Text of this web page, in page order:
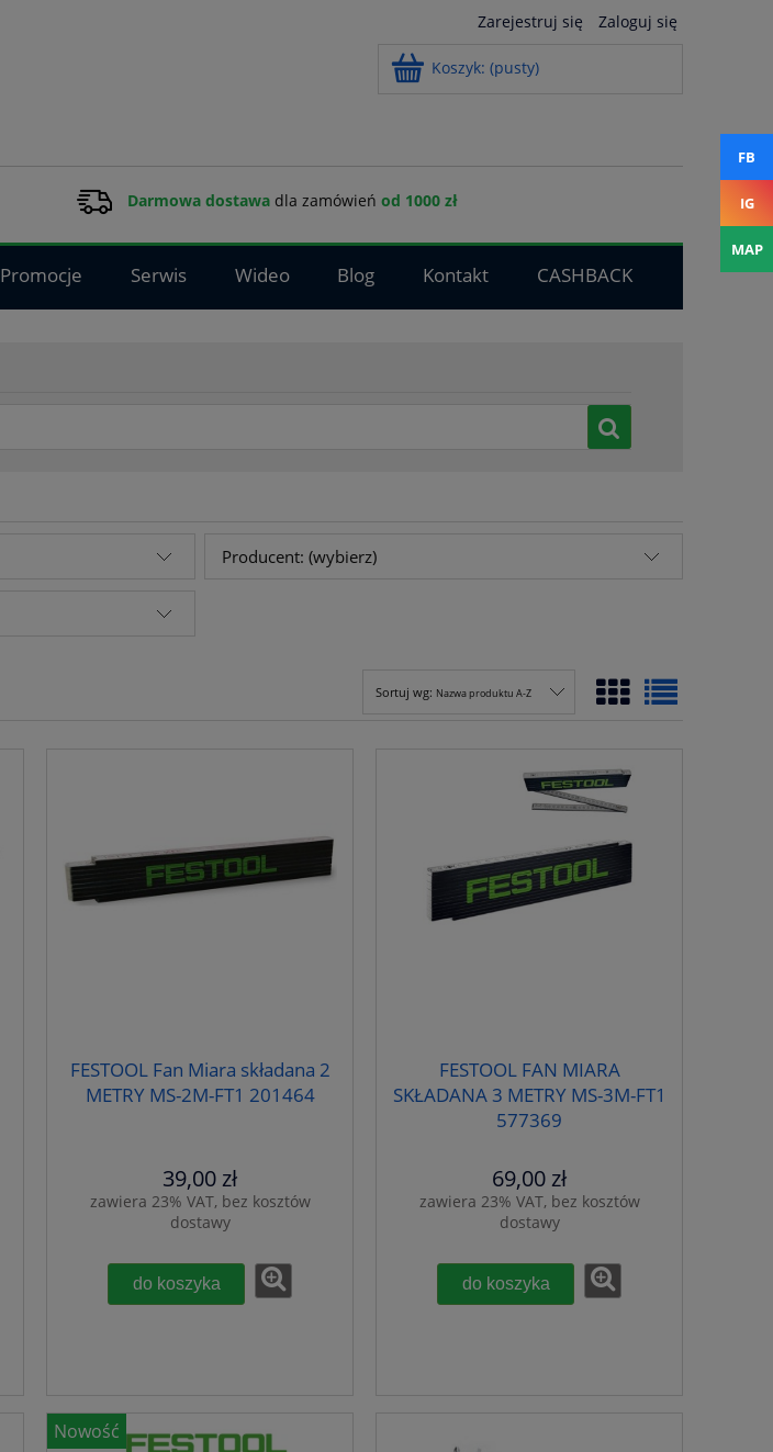
Zarejestruj się Zaloguj się
Koszyk: (pusty)
Darmowa dostawadla zamówień od 1000 zł
Promocje Serwis Wideo Blog Kontakt
CASHBACK
Producent: (wybierz)
Sortuj wg: Nazwa produktu A-Z
FESTOOL Fan Miara składana 2
METRY MS-2M-FT1 201464
39,00 zł
zawiera 23% VAT, bez kosztów
dostawy
do koszyka
FESTOOL FAN MIARA
SKŁADANA 3 METRY MS-3M-FT1
577369
69,00 zł
zawiera 23% VAT, bez kosztów
dostawy
do koszyka
Nowość
FB
IG
MAP